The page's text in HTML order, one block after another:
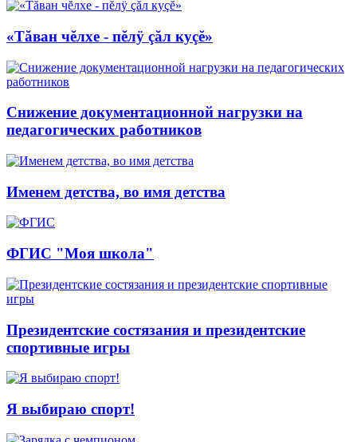
«Тăван чĕлхе - пĕлÿ çăл куçĕ»
Снижение документационной нагрузки на
педагогических работников
Именем детства, во имя детства
ФГИС "Моя школа"
Президентские состязания и президентские
спортивные игры
Я выбираю спорт!